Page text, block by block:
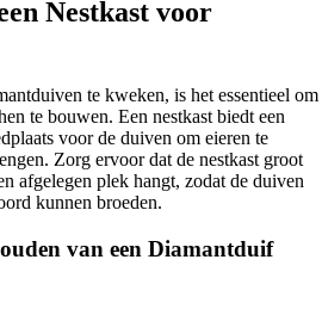
Nestkast voor
te kweken, is het essentieel om
te bouwen. Een nestkast biedt een
voor de duiven om eieren te
Zorg ervoor dat de nestkast groot
afgelegen plek hangt, zodat de duiven
kunnen broeden.
van een Diamantduif